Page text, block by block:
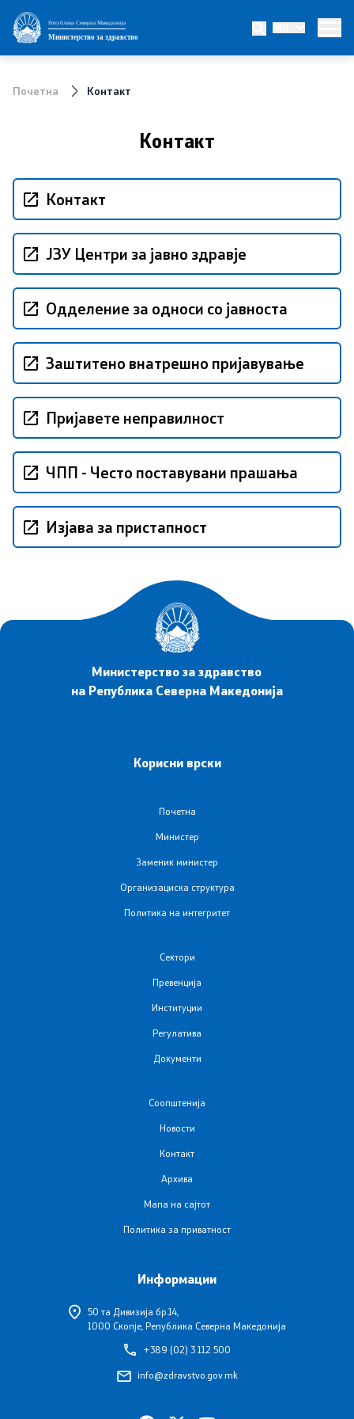
Република Северна Македонија
Министерство за здравство
MK
Министерство
Интегритет
Проекти
Превенција
Сектори
Органи во состав
Организација и систематизација
Органограм
Кодекс за административни службеници
Адреси на ЗД
Установи од секундарна и терцијална ЗЗ
Овластувања за здравствени установи
Реализација на Буџетот
Работни документи
Почетна Контакт
Контакт
Контакт
ЈЗУ Центри за јавно здравје
Одделение за односи со јавноста
Заштитено внатрешно пријавување
Пријавете неправилност
ЧПП - Често поставувани прашања
Изјава за пристапност
Министерство за здравство
на Република Северна Македонија
Корисни врски
Почетна
Министер
Заменик министер
Организациска структура
Политика на интегритет
Сектори
Превенција
Институции
Регулатива
Документи
Соопштенија
Новости
Контакт
Архива
Мапа на сајтот
Политика за приватност
Информации
50 та Дивизија бр.14,
1000 Скопје, Република Северна Македонија
+389 (02) 3 112 500
info@zdravstvo.gov.mk